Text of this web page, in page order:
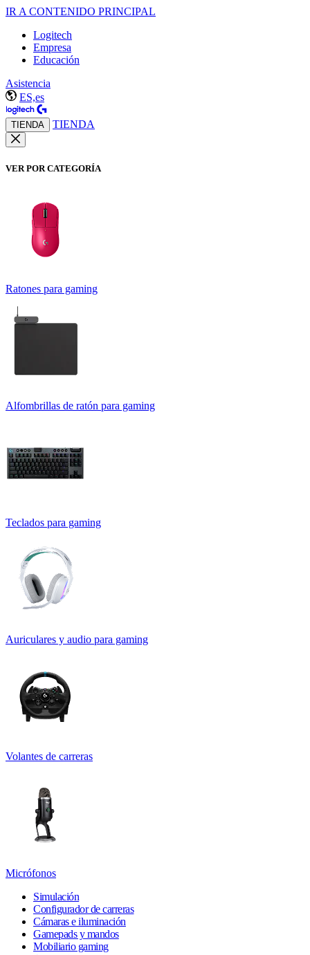
IR A CONTENIDO PRINCIPAL
Logitech
Empresa
Educación
Asistencia
ES,es
TIENDA TIENDA
VER POR CATEGORÍA
Ratones para gaming
Alfombrillas de ratón para gaming
Teclados para gaming
Auriculares y audio para gaming
Volantes de carreras
Micrófonos
Simulación
Configurador de carreras
Cámaras e iluminación
Gamepads y mandos
Mobiliario gaming